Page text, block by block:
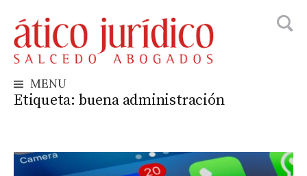
to
content
MENU
Etiqueta: buena administración